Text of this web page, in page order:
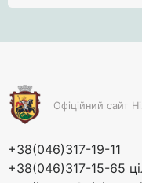
Офіційний сайт
+38(046)317-19-11
+38(046)317-15-65